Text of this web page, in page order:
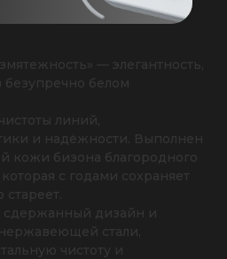
— элегантность,
безупречно белом
линий,
и надёжности. Выполнен
кожи бизона благородного
с годами сохраняет
сдержанный дизайн и
стали,
чистоту и